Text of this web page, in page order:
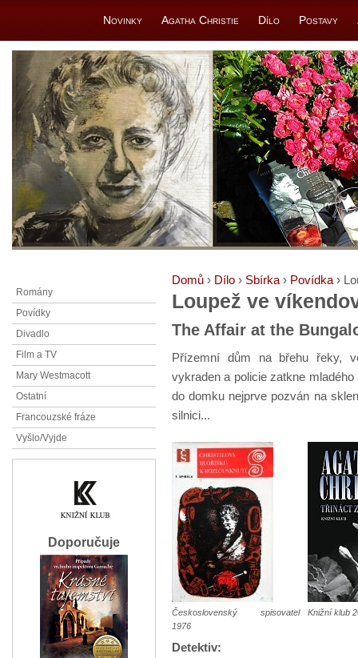
Novinky Agatha Christie Dílo Postavy
Domů › Dílo › Sbírka › Povídka ›
Loupež ve
The Affair at the
Přízemní dům na břehu řeky,
vykraden a policie zatkne
do domku nejprve pozván na
silnici...
Československý spisovatel
1976
Knižní klub
Detektiv:
Romány
Povídky
Divadlo
Film a TV
Mary Westmacott
Ostatní
Francouzské fráze
Vyšlo/Vyjde
Doporučuje